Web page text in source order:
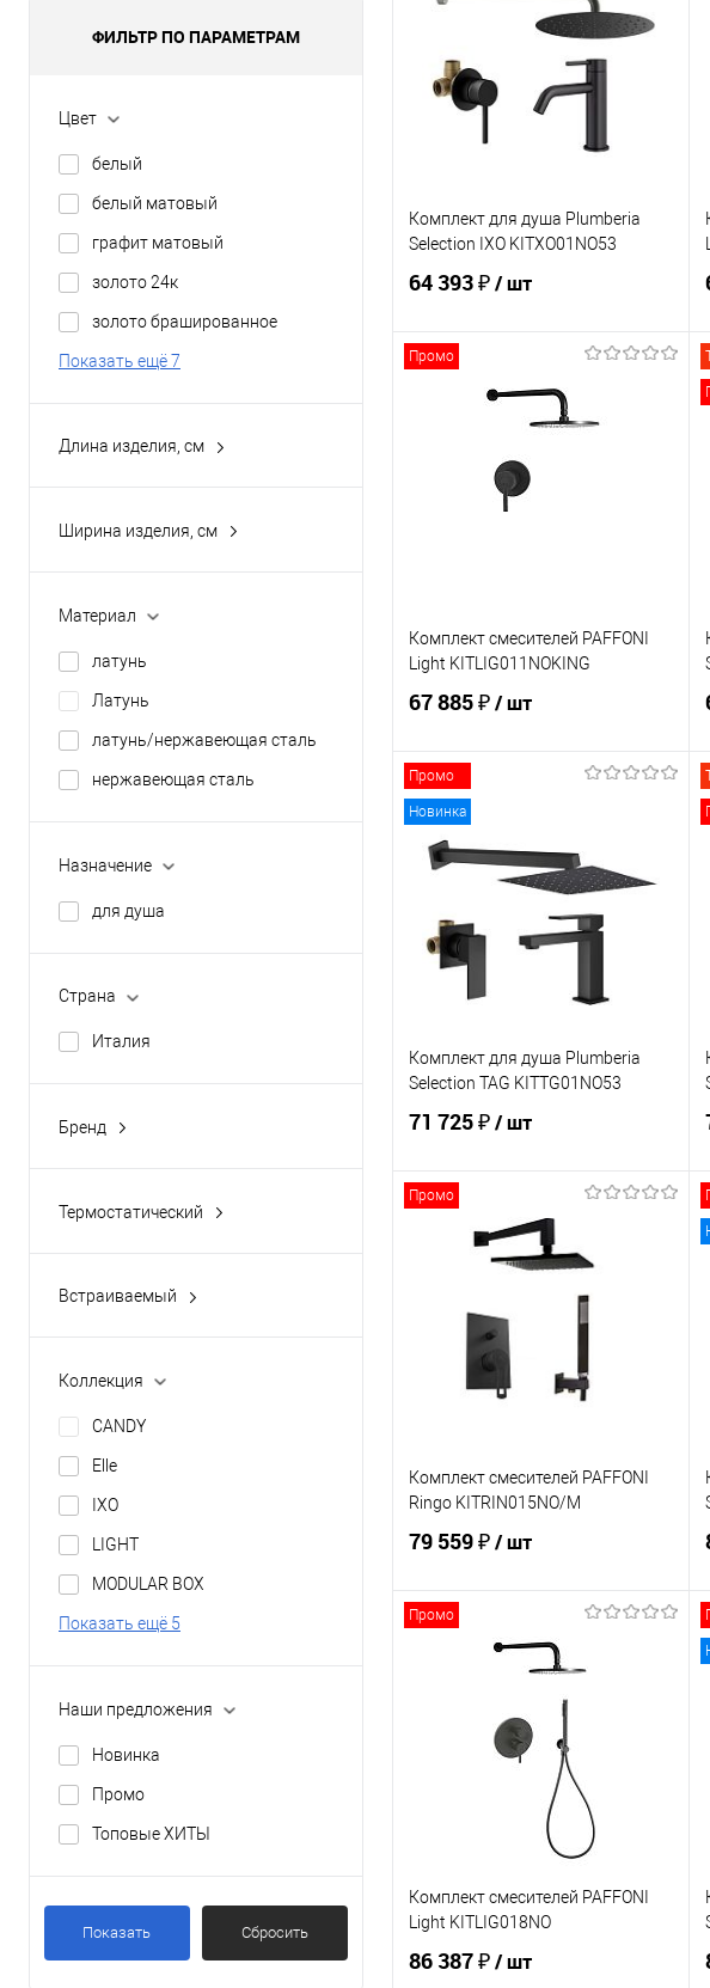
ФИЛЬТР ПО ПАРАМЕТРАМ
Цвет
белый
белый матовый
графит матовый
золото 24к
золото брашированное
Показать ещё 7
Длина изделия, см
25
Показать ещё 3
Ширина изделия, см
30
37
Показать ещё 3
Материал
латунь
Латунь
латунь/нержавеющая сталь
нержавеющая сталь
Назначение
для душа
Страна
Италия
Бренд
Термостатический
Встраиваемый
Коллекция
CANDY
Elle
IXO
LIGHT
MODULAR BOX
Показать ещё 5
Наши предложения
Новинка
Промо
Топовые ХИТЫ
Показать Сбросить
Купить в 1 клик
Сравнение
В избранное
В наличии
Комплект для душа Plumberia
Selection IXO KITXO01NO53
64 393 ₽/ шт
В избранное
Промо
Комплект смесителей PAFFONI
Light KITLIG011NOKING
67 885 ₽/ шт
Купить в 1 клик
Сравнение
Промо
Новинка
Комплект для душа Plumberia
Selection TAG KITTG01NO53
71 725 ₽/ шт
В корзину
В избранное
В наличии
Промо
Комплект смесителей PAFFONI
Ringo KITRIN015NO/M
79 559 ₽/ шт
В корзину
В избранное
Промо
Комплект смесителей PAFFONI
Light KITLIG018NO
86 387 ₽/ шт